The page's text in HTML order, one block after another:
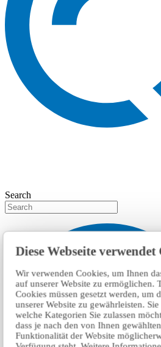
Diese Webseite verwendet
Wir verwenden Cookies, um Ihnen
auf unserer Website zu ermöglichen.
Cookies müssen gesetzt werden, um
unserer Website zu gewährleisten.
welche Kategorien Sie zulassen
dass je nach den von Ihnen
Funktionalität der Website
Search